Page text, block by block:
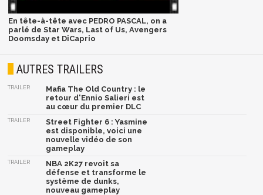
En tête-à-tête avec PEDRO PASCAL, on a
parlé de Star Wars, Last of Us, Avengers
Doomsday et DiCaprio
AUTRES TRAILERS
TRAILER
Mafia The Old Country : le
retour d'Ennio Salieri est
au cœur du premier DLC
TRAILER
Street Fighter 6 : Yasmine
est disponible, voici une
nouvelle vidéo de son
gameplay
TRAILER
NBA 2K27 revoit sa
défense et transforme le
système de dunks,
nouveau gameplay